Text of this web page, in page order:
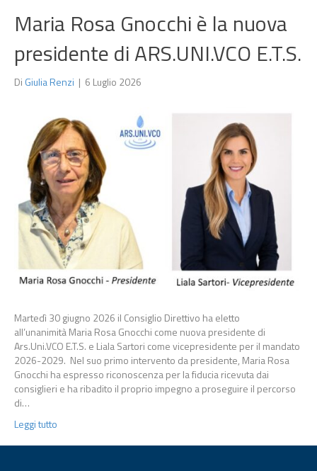
Maria Rosa Gnocchi è la nuova
presidente di ARS.UNI.VCO E.T.S.
Di Giulia Renzi | 6 Luglio 2026
Martedì 30 giugno 2026 il Consiglio Direttivo ha eletto
all’unanimità Maria Rosa Gnocchi come nuova presidente di
Ars.Uni.VCO E.T.S. e Liala Sartori come vicepresidente per il mandato
2026-2029. Nel suo primo intervento da presidente, Maria Rosa
Gnocchi ha espresso riconoscenza per la fiducia ricevuta dai
consiglieri e ha ribadito il proprio impegno a proseguire il percorso
di…
Leggi tutto